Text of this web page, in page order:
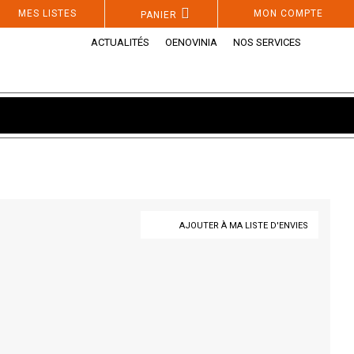
MON COMPTE
PANIER
MES LISTES
ACTUALITÉS OENOVINIA NOS SERVICES
AJOUTER À MA LISTE D'ENVIES